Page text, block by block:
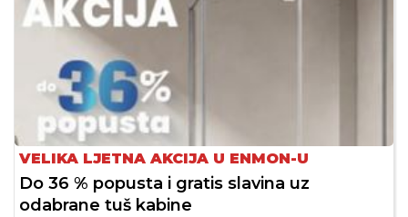
VELIKA LJETNA AKCIJA U ENMON-U
Do 36 % popusta i gratis slavina uz
odabrane tuš kabine